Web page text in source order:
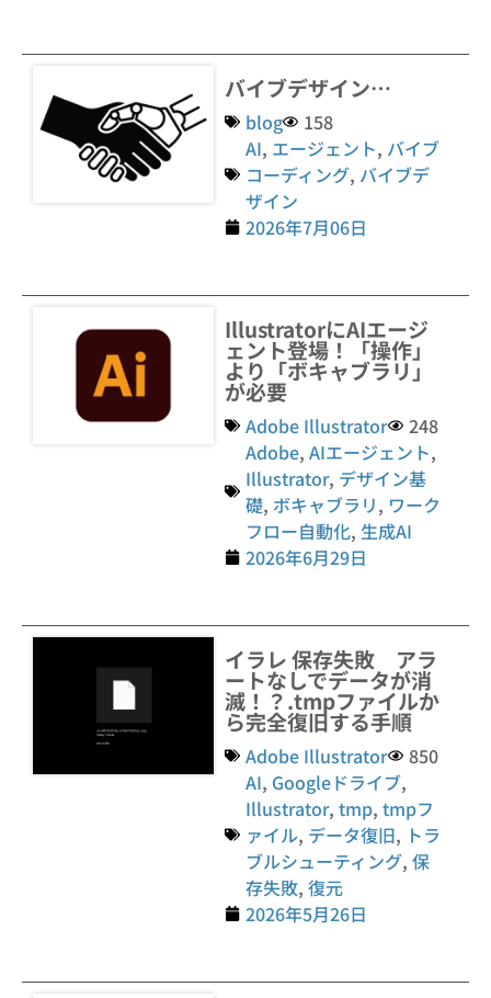
バイブデザイン…
blog
158
AI, エージェント, バイブ
コーディング, バイブデ
ザイン
2026年7月06日
IllustratorにAIエージ
ェント登場！「操作」
より「ボキャブラリ」
が必要
Adobe Illustrator
248
Adobe,AIエージェント,
Illustrator, デザイン基
礎, ボキャブラリ, ワーク
フロー自動化, 生成AI
2026年6月29日
イラレ 保存失敗 アラ
ートなしでデータが消
滅！？.tmpファイルか
ら完全復旧する手順
Adobe Illustrator
850
AI, Googleドライブ,
Illustrator,tmp,tmpフ
ァイル, データ復旧, トラ
ブルシューティング,保
存失敗,復元
2026年5月26日